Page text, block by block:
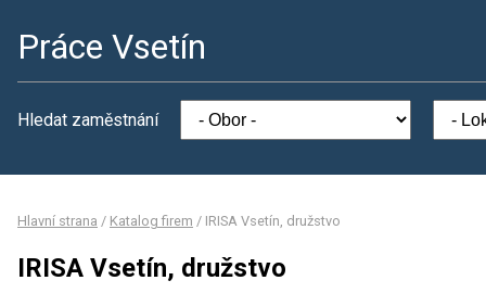
Práce Vsetín
Hledat zaměstnání
Hlavní strana / Katalog firem / IRISA Vsetín, družstvo
IRISA Vsetín, družstvo